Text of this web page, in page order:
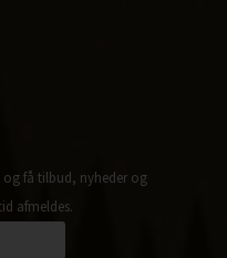
få tilbud, nyheder og
afmeldes.